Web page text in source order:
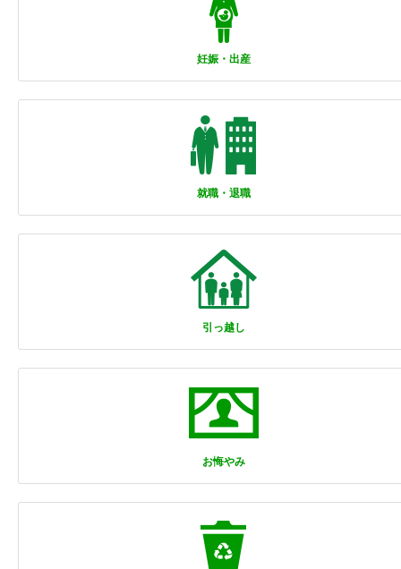
妊娠・出産
就職・退職
引っ越し
お悔やみ